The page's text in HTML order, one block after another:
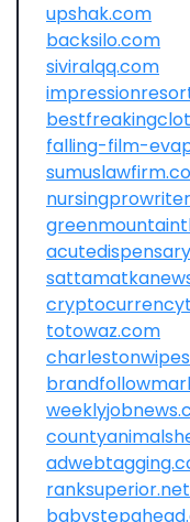
upshak.com
backsilo.com
siviralqq.com
falling-film-
totowaz.com
ranksuperior.net